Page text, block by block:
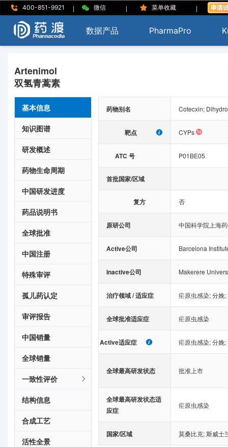
400-851-9921 | 微信 | 菜单收藏 |
数据产品 PharmaPro
Artenimol
双氢青蒿素
基本信息
知识图谱
研发概述
药物生命周期
中国研发进度
药品说明书
全球批准
中国注册
特殊审评
孤儿药认定
审评报告
中国销量
全球销量
一致性评价
结构信息
合成工艺
活性全景
药物别名 Cotecxin;
靶点 CYPs
ATC 号 P01BE05
首批国家/区域
复方 否
原研公司 中国科学院上海
Active公司 Barcelona
Inactive公司 Makerere
治疗领域 / 适应症 疟原虫感染;分娩;
全球批准适应症 疟原虫感染
Active适应症 疟原虫感染;分娩;
全球最高研发状态 批准上市
全球最高研发状态适
应症
疟原虫感染
国家/区域 莫桑比克;斯威士